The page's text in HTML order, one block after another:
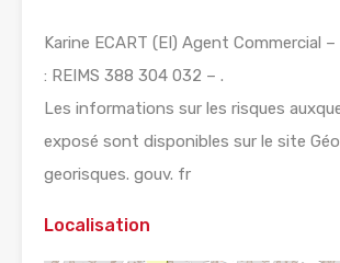
Karine ECART (EI) Agent Commercial –
: REIMS 388 304 032 – .
Les informations sur les risques
exposé sont disponibles sur le site
georisques. gouv. fr
Localisation